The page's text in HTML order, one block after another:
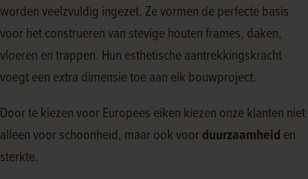
worden veelzvuldig ingezet. Ze vormen de perfecte basis
voor het construeren van stevige houten frames, daken,
vloeren en trappen. Hun esthetische aantrekkingskracht
voegt een extra dimensie toe aan elk bouwproject.
Door te kiezen voor Europees eiken kiezen onze klanten niet
alleen voor schoonheid, maar ook voorduurzaamheid en
sterkte.